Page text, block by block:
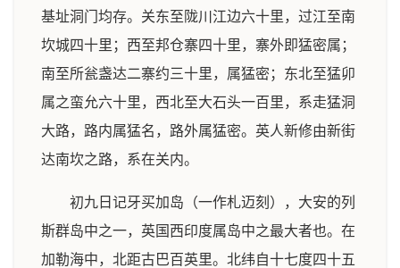
基址洞门均存。关东至陇川江边六十里，过江至南
坎城四十里；西至邦仓寨四十里，寨外即猛密属；
南至所瓮盏达二寨约三十里，属猛密；东北至猛卯
属之蛮允六十里，西北至大石头一百里，系走猛洞
大路，路内属猛名，路外属猛密。英人新修由新街
达南坎之路，系在关内。
初九日记牙买加岛（一作札迈刻），大安的列
斯群岛中之一，英国西印度属岛中之最大者也。在
加勒海中，北距古巴百英里。北纬自十七度四十五